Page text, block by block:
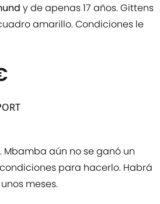
y de apenas 17 años. Gittens
amarillo. Condiciones le
. Mbamba aún no se ganó un
para hacerlo. Habrá
meses.